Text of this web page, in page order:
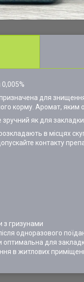
для
корму. Аромат,
як для
в місцях
контакту
з гризунами
одноразового
оптимальна для
в житлових